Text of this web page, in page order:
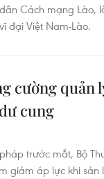
Cách mạng Lào,
đại Việt Nam-Lào.
cường quản
cung
trước mắt, Bộ
giảm áp lực khi